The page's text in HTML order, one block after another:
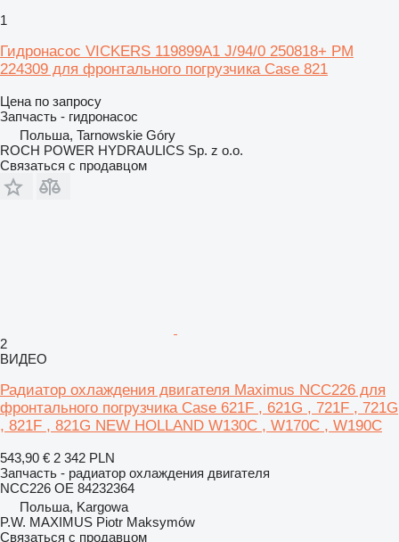
1
Гидронасос VICKERS 119899A1 J/94/0 250818+ PM
224309 для фронтального погрузчика Case 821
Цена по запросу
Запчасть - гидронасос
Польша, Tarnowskie Góry
ROCH POWER HYDRAULICS Sp. z o.o.
Связаться с продавцом
2
ВИДЕО
Радиатор охлаждения двигателя Maximus NCC226 для
фронтального погрузчика Case 621F , 621G , 721F , 721G
, 821F , 821G NEW HOLLAND W130C , W170C , W190C
543,90 € 2 342 PLN
Запчасть - радиатор охлаждения двигателя
NCC226 OE 84232364
Польша, Kargowa
P.W. MAXIMUS Piotr Maksymów
Связаться с продавцом